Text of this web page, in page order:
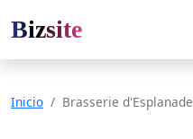
Bizsite
Inicio Brasserie d'Esplanade